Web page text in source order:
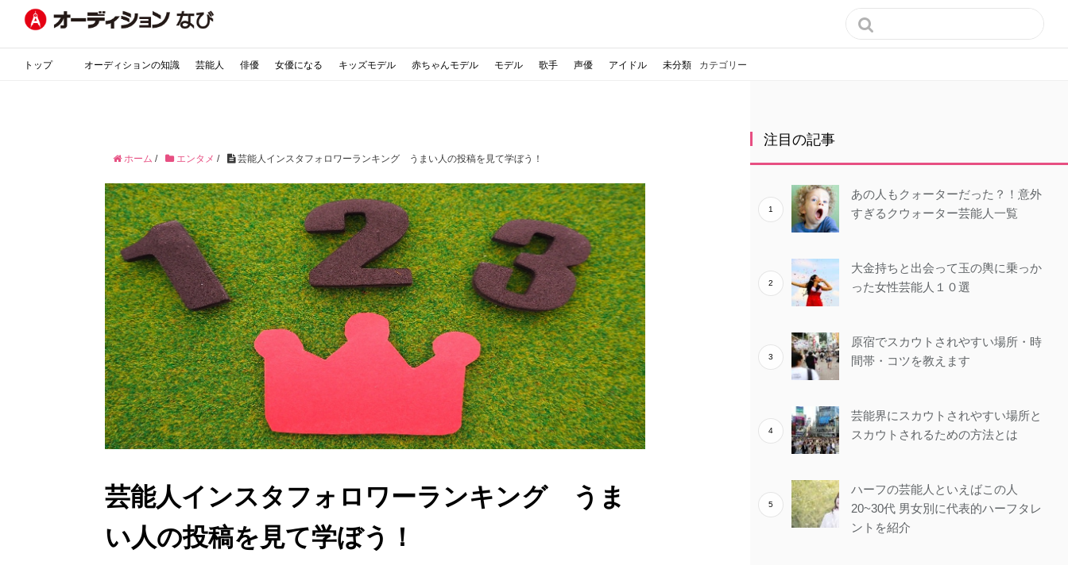

トップ カテゴリー
オーディションの知識 芸能人 俳優 女優になる キッズモデル 赤ちゃんモデル モデル 歌手 声優 アイドル 未分類
ホーム / エンタメ / 芸能人インスタフォロワーランキング うまい人の投稿を見て学ぼう！
芸能人インスタフォロワーランキング うま
い人の投稿を見て学ぼう！
注目の記事
あの人もクォーターだった？！意外
すぎるクウォーター芸能人一覧
大金持ちと出会って玉の輿に乗っか
った女性芸能人１０選
原宿でスカウトされやすい場所・時
間帯・コツを教えます
芸能界にスカウトされやすい場所と
スカウトされるための方法とは
ハーフの芸能人といえばこの人
20~30代 男女別に代表的ハーフタレ
ントを紹介